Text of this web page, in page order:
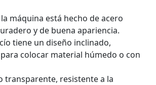
máquina está hecho de acero
y de buena apariencia.
tiene un diseño inclinado,
colocar material húmedo o con
transparente, resistente a la